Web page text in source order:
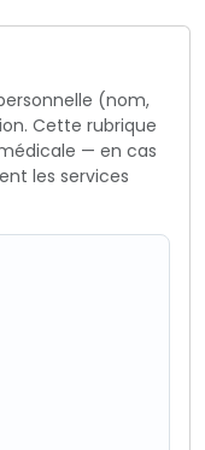
(nom,
Cette rubrique
— en cas
les services